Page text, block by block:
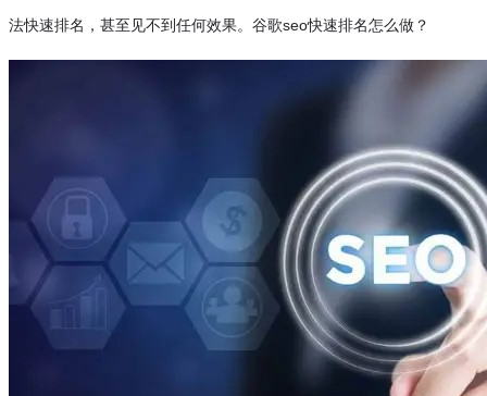
法快速排名，甚至见不到任何效果。谷歌seo快速排名怎么做？